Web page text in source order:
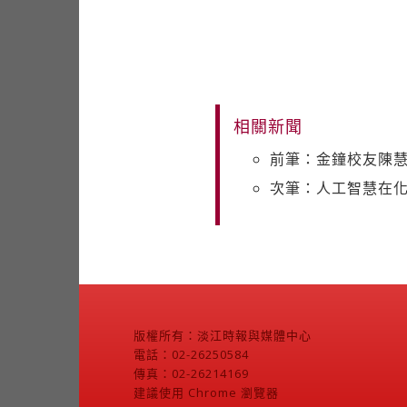
相關新聞
前筆：金鐘校友陳
次筆：人工智慧在
版權所有：淡江時報與媒體中心
電話：02-26250584
傳真：02-26214169
建議使用 Chrome 瀏覽器